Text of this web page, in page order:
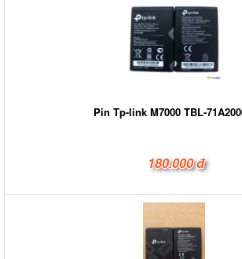
Pin Tp-link M7000 TBL-
180.000 đ